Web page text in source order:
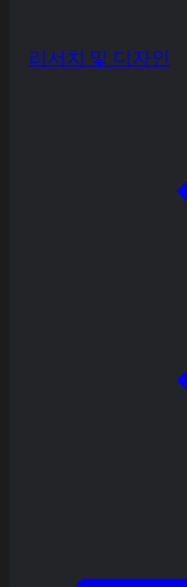
리서치 및 디자인